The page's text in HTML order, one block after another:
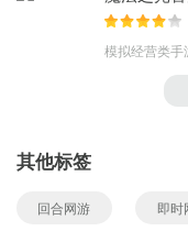
模拟经营类
其他标签
回合网游 即时